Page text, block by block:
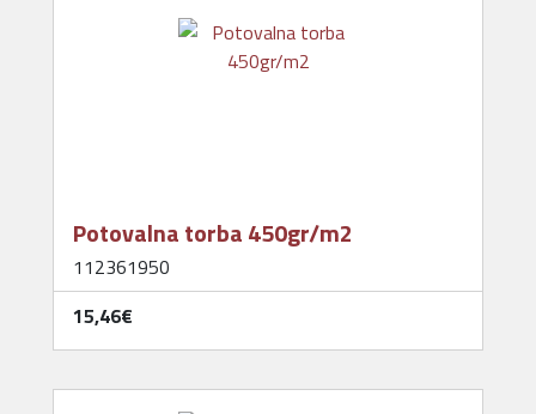
Potovalna torba 450gr/m2
112361950
15,46‎€